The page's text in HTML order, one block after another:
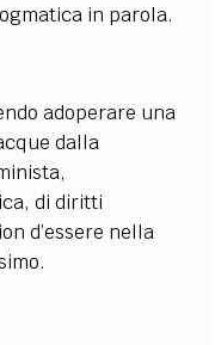
in parola.
adoperare una
dalla
di diritti
d’essere nella